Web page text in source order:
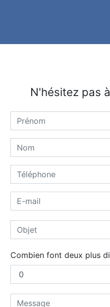
N'hésitez pas
Combien font deux plus